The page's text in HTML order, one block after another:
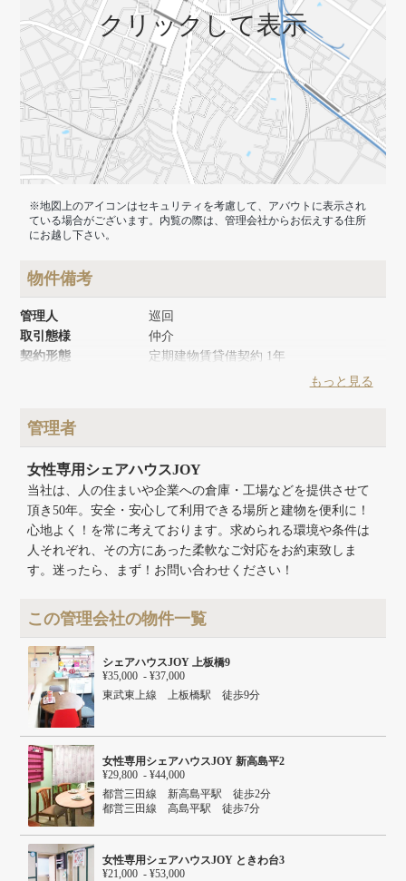
クリックして表示
※地図上のアイコンはセキュリティを考慮して、アバウトに表示され
ている場合がございます。内覧の際は、管理会社からお伝えする住所
にお越し下さい。
物件備考
管理人
巡回
取引態様
仲介
契約形態
定期建物賃貸借契約 1年
建物面積
建物構造
もっと見る
管理者
女性専用シェアハウスJOY
当社は、人の住まいや企業への倉庫・工場などを提供させて
頂き50年。安全・安心して利用できる場所と建物を便利に！
心地よく！を常に考えております。求められる環境や条件は
人それぞれ、その方にあった柔軟なご対応をお約束致しま
す。迷ったら、まず！お問い合わせください！
この管理会社の物件一覧
シェアハウスJOY 上板橋9
¥35,000 - ¥37,000
東武東上線 上板橋駅 徒歩9分
女性専用シェアハウスJOY 新高島平2
¥29,800 - ¥44,000
都営三田線 新高島平駅 徒歩2分
都営三田線 高島平駅 徒歩7分
女性専用シェアハウスJOY ときわ台3
¥21,000 - ¥53,000